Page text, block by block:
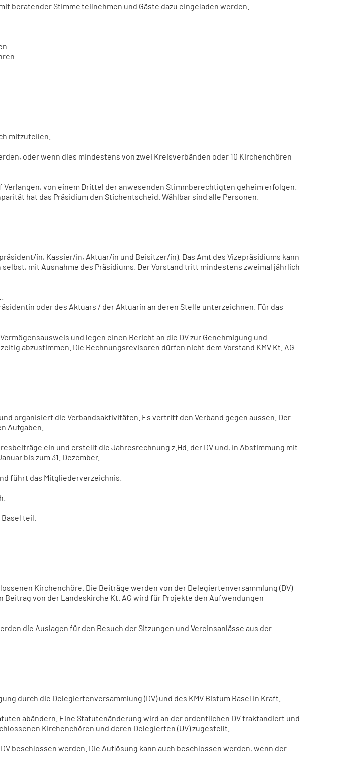
beratender Stimme teilnehmen und Gäste dazu eingeladen werden.
mitzuteilen.
oder wenn dies mindestens von zwei Kreisverbänden oder 10 Kirchenchören
von einem Drittel der anwesenden Stimmberechtigten geheim erfolgen.
hat das Präsidium den Stichentscheid. Wählbar sind alle Personen.
in, Kassier/in, Aktuar/in und Beisitzer/in). Das Amt des Vizepräsidiums kann
mit Ausnahme des Präsidiums. Der Vorstand tritt mindestens zweimal jährlich
oder des Aktuars / der Aktuarin an deren Stelle unterzeichnen. Für das
und legen einen Bericht an die DV zur Genehmigung und
abzustimmen. Die Rechnungsrevisoren dürfen nicht dem Vorstand KMV Kt. AG
organisiert die Verbandsaktivitäten. Es vertritt den Verband gegen aussen. Der
Aufgaben.
ein und erstellt die Jahresrechnung z.Hd. der DV und, in Abstimmung mit
bis zum 31. Dezember.
führt das Mitgliederverzeichnis.
teil.
Kirchenchöre. Die Beiträge werden von der Delegiertenversammlung (DV)
von der Landeskirche Kt. AG wird für Projekte den Aufwendungen
die Auslagen für den Besuch der Sitzungen und Vereinsanlässe aus der
durch die Delegiertenversammlung (DV) und des KMV Bistum Basel in Kraft.
abändern. Eine Statutenänderung wird an der ordentlichen DV traktandiert und
Kirchenchören und deren Delegierten (UV) zugestellt.
beschlossen werden. Die Auflösung kann auch beschlossen werden, wenn der